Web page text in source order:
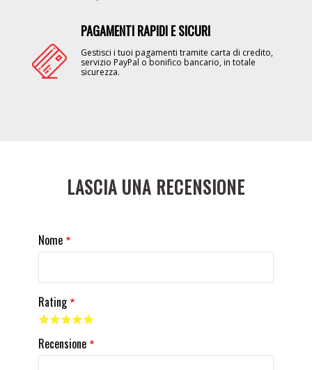
PAGAMENTI RAPIDI E SICURI
Gestisci i tuoi pagamenti tramite carta di credito,
servizio PayPal o bonifico bancario, in totale
sicurezza.
LASCIA UNA RECENSIONE
Nome
Rating
Recensione